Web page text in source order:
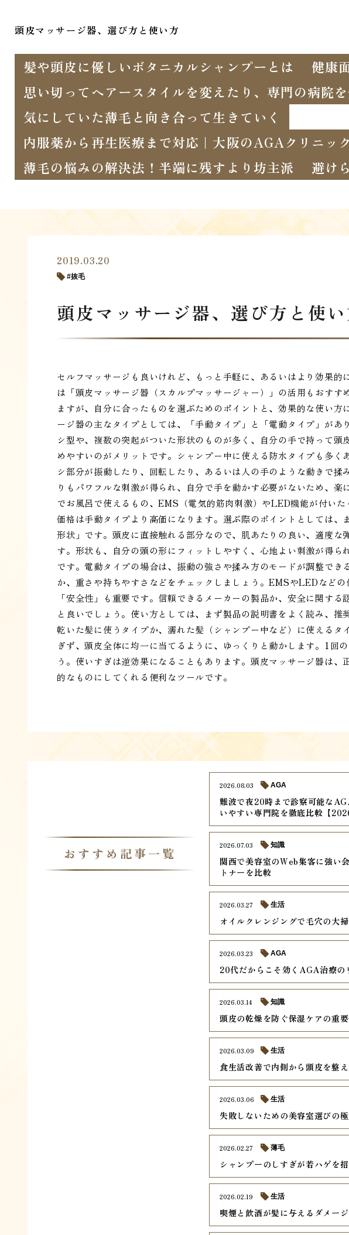
頭皮マッサージ器、選び方と使い方
髪や頭皮に優しいボタニカルシャンプーとは
健康
思い切ってヘアースタイルを変えたり、専門の病院
気にしていた薄毛と向き合って生きていく
内服薬から再生医療まで対応｜大阪のAGAクリニッ
薄毛の悩みの解決法！半端に残すより坊主派
避け
2019.03.20
抜毛
頭皮マッサージ器、選び方と使
セルフマッサージも良いけれど、もっと手軽に、あるいはより効果的
は「頭皮マッサージ器（スカルプマッサージャー）」の活用もおすす
ますが、自分に合ったものを選ぶためのポイントと、効果的な使い
ージ器の主なタイプとしては、「手動タイプ」と「電動タイプ」があ
シ型や、複数の突起がついた形状のものが多く、自分の手で持って
めやすいのがメリットです。シャンプー中に使える防水タイプも多く
シ部分が振動したり、回転したり、あるいは人の手のような動きで揉
りもパワフルな刺激が得られ、自分で手を動かす必要がないため、
でお風呂で使えるもの、EMS（電気的筋肉刺激）やLED機能が付いた
価格は手動タイプより高価になります。選ぶ際のポイントとしては、
形状」です。頭皮に直接触れる部分なので、肌あたりの良い、適度な
す。形状も、自分の頭の形にフィットしやすく、心地よい刺激が得ら
です。電動タイプの場合は、振動の強さや揉み方のモードが調整で
か、重さや持ちやすさなどをチェックしましょう。EMSやLEDなどの
「安全性」も重要です。信頼できるメーカーの製品か、安全に関す
と良いでしょう。使い方としては、まず製品の説明書をよく読み、推
乾いた髪に使うタイプか、濡れた髪（シャンプー中など）に使えるタ
ぎず、頭皮全体に均一に当てるように、ゆっくりと動かします。1回
う。使いすぎは逆効果になることもあります。頭皮マッサージ器は
的なものにしてくれる便利なツールです。
おすすめ記事一覧
難波で夜20時まで診察可能な
いやすい専門院を徹底比較【
2026.08.03 AGA
関西で美容室のWeb集客に強い
トナーを比較
2026.07.03 知識
オイルクレンジングで毛穴の大
2026.03.27 生活
20代だからこそ効くAGA治療の
2026.03.23 AGA
頭皮の乾燥を防ぐ保湿ケアの重
2026.03.14 知識
食生活改善で内側から頭皮を整え
2026.03.09 生活
失敗しないための美容室選びの
2026.03.06 生活
シャンプーのしすぎが若ハゲを招
2026.02.27 薄毛
喫煙と飲酒が髪に与えるダメージ
2026.02.19 生活